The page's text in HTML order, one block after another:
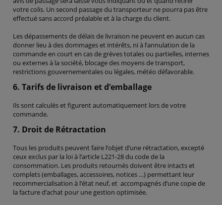
votre colis. Un second passage du transporteur ne pourra pas être
effectué sans accord préalable et à la charge du client.
Les dépassements de délais de livraison ne peuvent en aucun cas
donner lieu à des dommages et intérêts, ni à l’annulation de la
commande en court en cas de grèves totales ou partielles, internes
ou externes à la société, blocage des moyens de transport,
restrictions gouvernementales ou légales, météo défavorable.
6. Tarifs de livraison et d’emballage
Ils sont calculés et figurent automatiquement lors de votre
commande.
7. Droit de Rétractation
Tous les produits peuvent faire l’objet d’une rétractation, excepté
ceux exclus par la loi à l’article L221-28 du code de la
consommation. Les produits retournés doivent être intacts et
complets (emballages, accessoires, notices …) permettant leur
recommercialisation à l’état neuf, et accompagnés d’une copie de
la facture d’achat pour une gestion optimisée.